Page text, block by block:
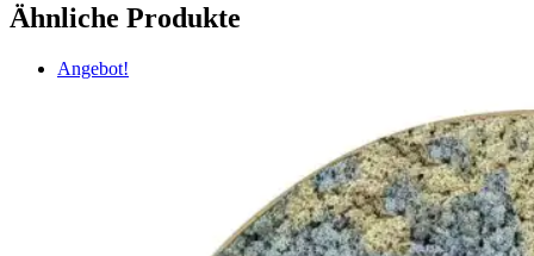
Ähnliche Produkte
Angebot!